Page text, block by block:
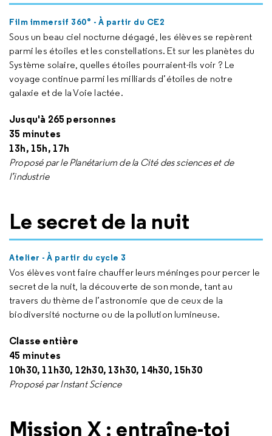
Film immersif 360° - À partir du CE2
Sous un beau ciel nocturne dégagé, les élèves se repèrent
parmi les étoiles et les constellations. Et sur les planètes du
Système solaire, quelles étoiles pourraient-ils voir ? Le
voyage continue parmi les milliards d’étoiles de notre
galaxie et de la Voie lactée.
Jusqu'à 265 personnes
35 minutes
13h, 15h, 17h
Proposé par le Planétarium de la Cité des sciences et de
l’industrie
Le secret de la nuit
Atelier - À partir du cycle 3
Vos élèves vont faire chauffer leurs méninges pour percer le
secret de la nuit, la découverte de son monde, tant au
travers du thème de l’astronomie que de ceux de la
biodiversité nocturne ou de la pollution lumineuse.
Classe entière
45 minutes
10h30, 11h30, 12h30, 13h30, 14h30, 15h30
Proposé par Instant Science
Mission X : entraîne-toi